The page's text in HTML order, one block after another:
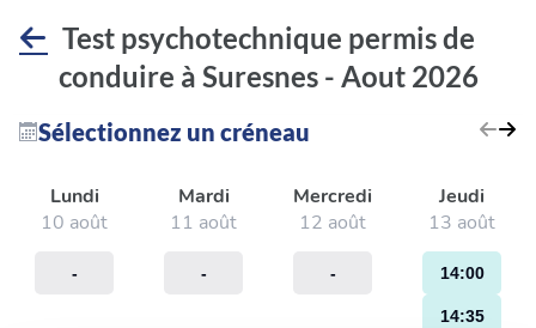
Test psychotechnique permis de
conduire à Suresnes - Aout 2026
Sélectionnez un créneau
Lundi
10 août
-
Mardi
11 août
-
Mercredi
12 août
-
Jeudi
13 août
14:00
14:35